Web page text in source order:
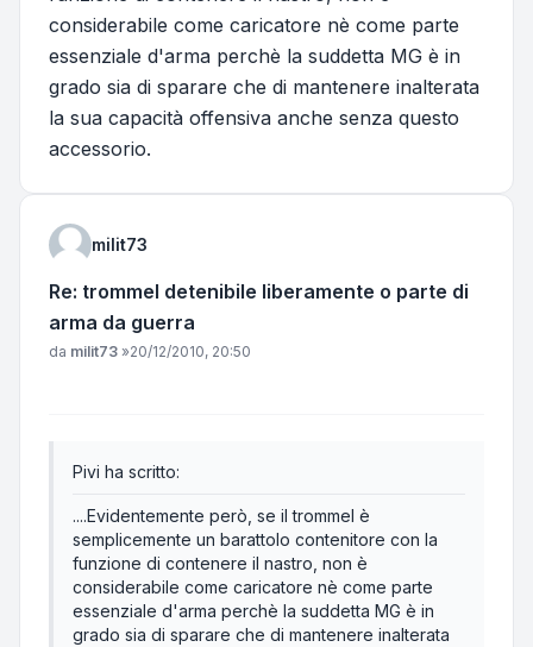
considerabile come caricatore nè come parte
essenziale d'arma perchè la suddetta MG è in
grado sia di sparare che di mantenere inalterata
la sua capacità offensiva anche senza questo
accessorio.
milit73
Re: trommel detenibile liberamente o parte di
arma da guerra
Messaggio
da milit73 »20/12/2010, 20:50
Pivi ha scritto:
....Evidentemente però, se il trommel è
semplicemente un barattolo contenitore con la
funzione di contenere il nastro, non è
considerabile come caricatore nè come parte
essenziale d'arma perchè la suddetta MG è in
grado sia di sparare che di mantenere inalterata